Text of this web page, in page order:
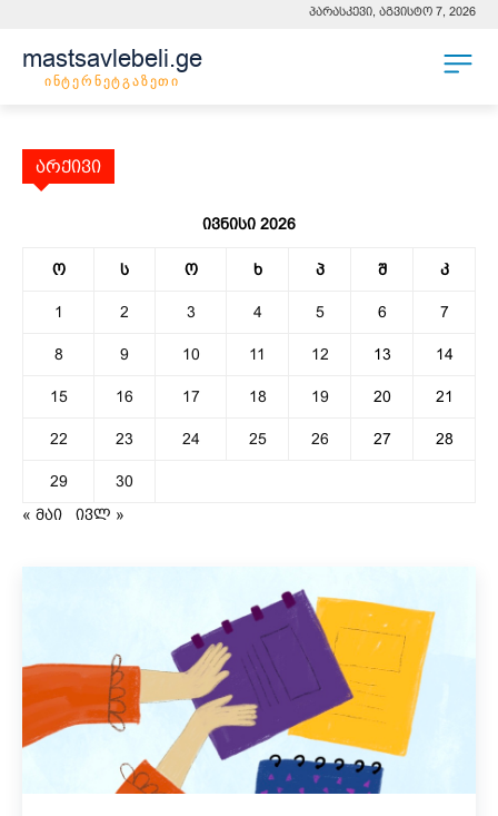
პარასკევი, აგვისტო 7, 2026
mastsavlebeli.ge
ინტერნეტგაზეთი
არქივი
ივნისი 2026
ო ს ო ხ პ შ კ
1 2 3 4 5 6 7
8 9 10 11 12 13 14
15 16 17 18 19 20 21
22 23 24 25 26 27 28
29
30
« მაი
ივლ »